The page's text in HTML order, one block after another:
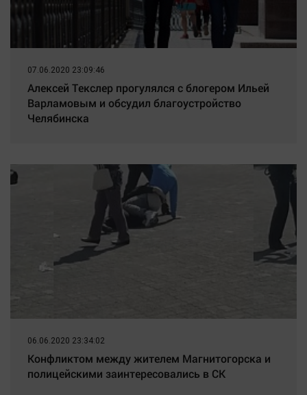
07.06.2020 23:09:46
Алексей Текслер прогулялся с блогером Ильей
Варламовым и обсудил благоустройство
Челябинска
06.06.2020 23:34:02
Конфликтом между жителем Магнитогорска и
полицейскими заинтересовались в СК